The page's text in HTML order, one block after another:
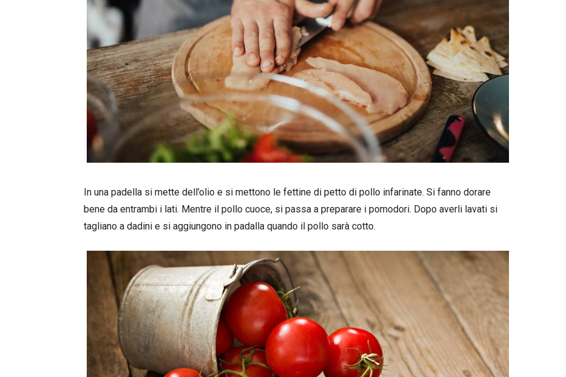
In una padella si mette dell’olio e si mettono le fettine di petto di pollo infarinate. Si fanno dorare
bene da entrambi i lati. Mentre il pollo cuoce, si passa a preparare i pomodori. Dopo averli lavati si
tagliano a dadini e si aggiungono in padalla quando il pollo sarà cotto.